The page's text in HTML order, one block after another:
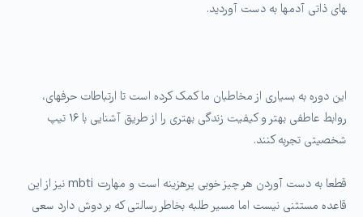
های ذاتی آدم­ها به دست آوردید.
این دوره به بسیاری از مخاطبان ما کمک کرده است تا ارتباطات حرفه­ای،
روابط عاطفی بهتر و کیفیت زندگی بهتری را از طریق آشنایی با ۱۶ تیپ
شخصیتی تجربه کنند.
قطعا به دست آوردن هر چیز خوبی پرهزینه است و مهارت mbti نیز از این
قاعده مستثنی نیست اما مسیر طلبه بخاطر رسالتی که بر دوش دارد سعی